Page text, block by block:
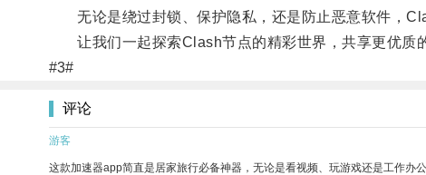
无论是绕过封锁、保护隐私，还是防止恶意软件，
让我们一起探索Clash节点的精彩世界，共享更优质的
#3#
评论
游客
这款加速器app简直是居家旅行必备神器，无论是看视频、玩游戏还是工作办